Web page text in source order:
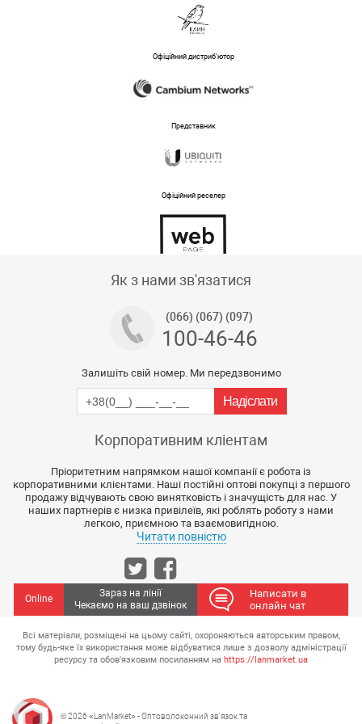
Офіційний дистриб'ютор
Представник
Офіційний реселер
Як з нами зв'язатися
(066) (067) (097)
100-46-46
Залишіть свій номер. Ми передзвонимо
Корпоративним кліентам
Пріоритетним напрямком нашої компанії є робота із
корпоративними клієнтами. Наші постійні оптові покупці з першого
продажу відчувають свою винятковість і значущість для нас. У
наших партнерів є низка привілеїв, які роблять роботу з нами
легкою, приємною та взаємовигідною.
Читати повністю
Online
Зараз на лінії
Чекаємо на ваш дзвінок
Написати в
онлайн чат
© 2026 «LanMarket» - Оптоволоконний зв'язок та
Всі матеріали, розміщені на цьому сайті, охороняються авторським правом,
тому будь-яке їх використання може відбуватися лише з дозволу адміністрації
ресурсу та обов'язковим посиланням на https://lanmarket.ua